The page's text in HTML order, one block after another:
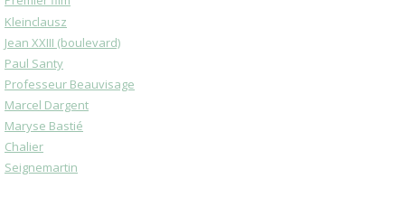
Kleinclausz
Jean XXIII (boulevard)
Paul Santy
Professeur Beauvisage
Marcel Dargent
Maryse Bastié
Chalier
Seignemartin